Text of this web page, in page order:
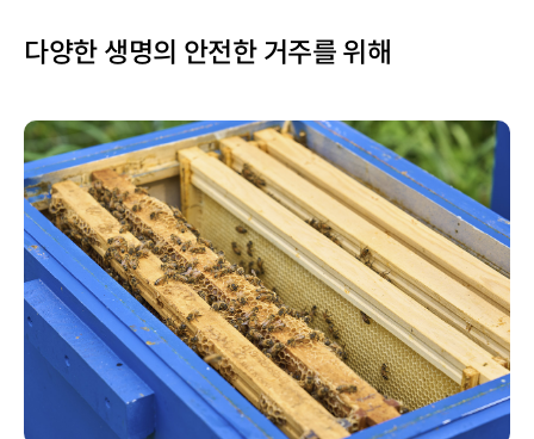
다양한 생명의 안전한 거주를 위해